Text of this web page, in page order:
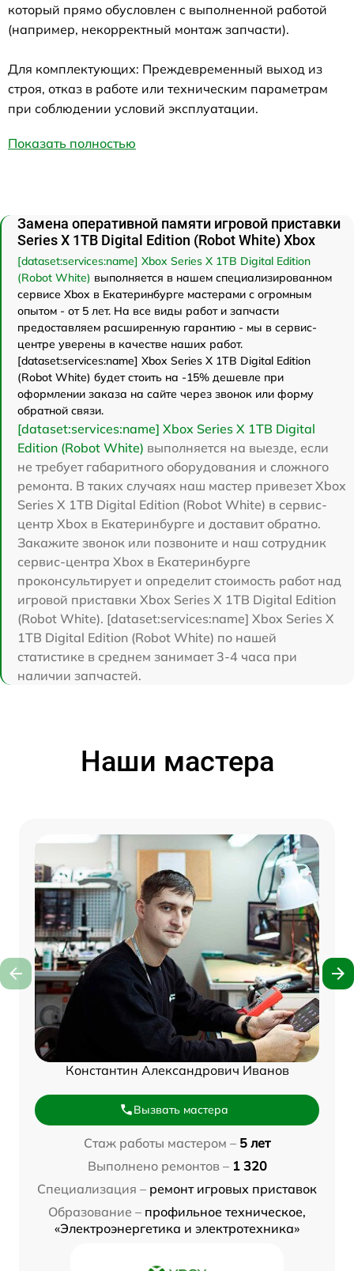
который прямо обусловлен с выполненной работой
(например, некорректный монтаж запчасти).
Для комплектующих: Преждевременный выход из
строя, отказ в работе или техническим параметрам
при соблюдении условий эксплуатации.
Показать полностью
Замена оперативной памяти игровой приставки
Series X 1TB Digital Edition (Robot White) Xbox
[dataset:services:name] Xbox Series X 1TB Digital Edition
(Robot White) выполняется в нашем специализированном
сервисе Xbox в Екатеринбурге мастерами с огромным
опытом - от 5 лет. На все виды работ и запчасти
предоставляем расширенную гарантию - мы в сервис-
центре уверены в качестве наших работ.
[dataset:services:name] Xbox Series X 1TB Digital Edition
(Robot White) будет стоить на -15% дешевле при
оформлении заказа на сайте через звонок или форму
обратной связи.
[dataset:services:name] Xbox Series X 1TB Digital
Edition (Robot White) выполняется на выезде, если
не требует габаритного оборудования и сложного
ремонта. В таких случаях наш мастер привезет Xbox
Series X 1TB Digital Edition (Robot White) в сервис-
центр Xbox в Екатеринбурге и доставит обратно.
Закажите звонок или позвоните и наш сотрудник
сервис-центра Xbox в Екатеринбурге
проконсультирует и определит стоимость работ над
игровой приставки Xbox Series X 1TB Digital Edition
(Robot White). [dataset:services:name] Xbox Series X
1TB Digital Edition (Robot White) по нашей
статистике в среднем занимает 3-4 часа при
наличии запчастей.
Наши мастера
Константин Александрович Иванов
Вызвать мастера
Стаж работы мастером – 5 лет
Выполнено ремонтов – 1 320
Специализация – ремонт игровых приставок
Образование – профильное техническое,
«Электроэнергетика и электротехника»